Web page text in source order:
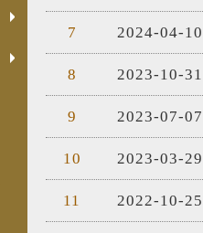
7 2024-04-10
8 2023-10-31
9 2023-07-07
10 2023-03-29
11 2022-10-25